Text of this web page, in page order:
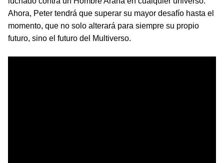
Ahora, Peter tendrá que superar su mayor desafío hasta el
momento, que no solo alterará para siempre su propio
futuro, sino el futuro del Multiverso.